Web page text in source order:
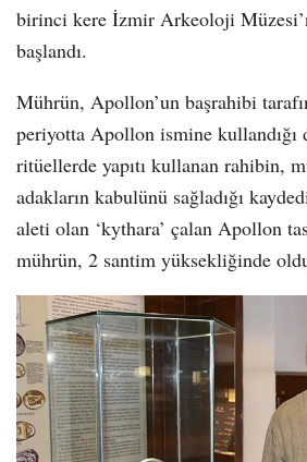
birinci kere İzmir Arkeoloji
başlandı.
Mührün, Apollon’un başrahibi
periyotta Apollon ismine
ritüellerde yapıtı kullanan rahibin,
adakların kabulünü sağladığı
aleti olan ‘kythara’ çalan Apollon
mührün, 2 santim yüksekliğinde